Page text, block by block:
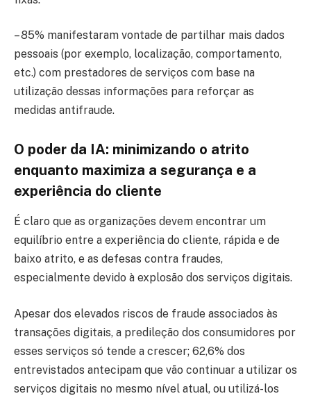
– 85% manifestaram vontade de partilhar mais dados
pessoais (por exemplo, localização, comportamento,
etc.) com prestadores de serviços com base na
utilização dessas informações para reforçar as
medidas antifraude.
O poder da IA: minimizando o atrito
enquanto maximiza a segurança e a
experiência do cliente
É claro que as organizações devem encontrar um
equilíbrio entre a experiência do cliente, rápida e de
baixo atrito, e as defesas contra fraudes,
especialmente devido à explosão dos serviços digitais.
Apesar dos elevados riscos de fraude associados às
transações digitais, a predileção dos consumidores por
esses serviços só tende a crescer; 62,6% dos
entrevistados antecipam que vão continuar a utilizar os
serviços digitais no mesmo nível atual, ou utilizá-los